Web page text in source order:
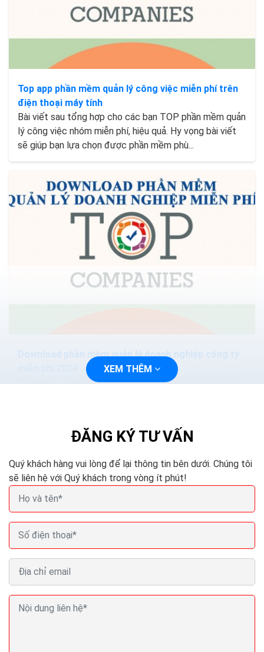
Top app phần mềm quản lý công việc miễn phí trên
điện thoại máy tính
Bài viết sau tổng hợp cho các bạn TOP phần mềm quản
lý công việc nhóm miễn phí, hiệu quả. Hy vọng bài viết
sẽ giúp bạn lựa chọn được phần mềm phù...
Download phần mềm quản lý doanh nghiệp công ty
Phần mềm quản trị doanh nghiệp cho phép các doanh
XEM THÊM
ĐĂNG KÝ TƯ VẤN
Quý khách hàng vui lòng để lại thông tin bên dưới. Chúng tôi
sẽ liên hệ với Quý khách trong vòng ít phút!